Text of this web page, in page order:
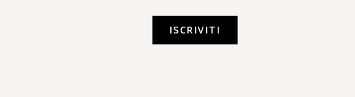
ISCRIVITI